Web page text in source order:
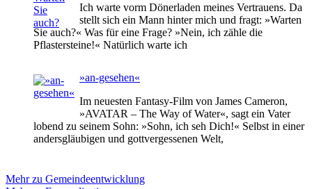
Ich warte vorm Dönerladen meines Vertrauens. Da
stellt sich ein Mann hinter mich und fragt: »Warten
Sie auch?« Was für eine Frage? »Nein, ich zähle die
Pflastersteine!« Natürlich warte ich
»an-gesehen«
Im neuesten Fantasy-Film von James Cameron,
»AVATAR – The Way of Water«, sagt ein Vater
lobend zu seinem Sohn: »Sohn, ich seh Dich!« Selbst in einer
andersgläubigen und gottvergessenen Welt,
Mehr zu Gemeindeentwicklung